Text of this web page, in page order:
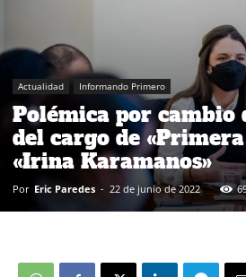
Actualidad Informando Primero
Polémica por cambio
del cargo de
«Irina Karamanos»
Por Eric Paredes - 22 de junio de 2022